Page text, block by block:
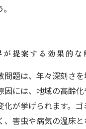
提案する効果的な
題は、年々深刻さを
因には、地域の高齢
化が挙げられます。ゴ
、害虫や病気の温床